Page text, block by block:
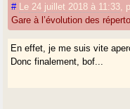
# Le 24 juillet 2018 à 11:33
Gare à l’évolution des
En effet, je me suis vite
Donc finalement, bof...